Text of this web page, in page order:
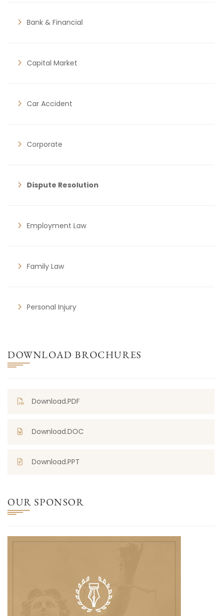
Bank & Financial
Capital Market
Car Accident
Corporate
Dispute Resolution
Employment Law
Family Law
Personal Injury
DOWNLOAD BROCHURES
Download.PDF
Download.DOC
Download.PPT
OUR SPONSOR